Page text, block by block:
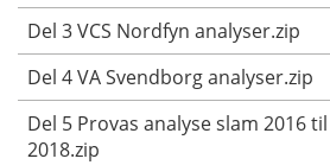
Del 3 VCS Nordfyn analyser.zip
Del 4 VA Svendborg analyser.zip
Del 5 Provas analyse slam 2016 til
2018.zip